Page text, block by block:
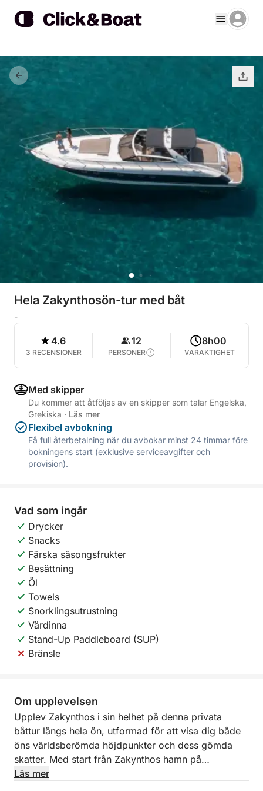
Hela Zakynthosön-tur med båt
-
4.6
3 RECENSIONER
12
PERSONER
8h00
VARAKTIGHET
Med skipper
Du kommer att åtföljas av en skipper som talar Engelska,
Grekiska · Läs mer
Flexibel avbokning
Få full återbetalning när du avbokar minst 24 timmar före
bokningens start (exklusive serviceavgifter och
provision).
Vad som ingår
Drycker
Snacks
Färska säsongsfrukter
Besättning
Öl
Towels
Snorklingsutrustning
Värdinna
Stand-Up Paddleboard (SUP)
Bränsle
Om upplevelsen
Upplev Zakynthos i sin helhet på denna privata
båttur längs hela ön, utformad för att visa dig både
öns världsberömda höjdpunkter och dess gömda
skatter. Med start från Zakynthos hamn på
morgonen kryssar du runt hela kustlinjen och njuter
Läs mer